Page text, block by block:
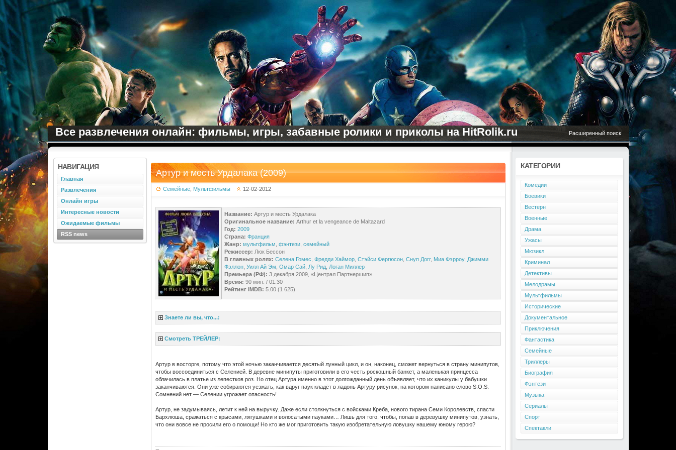
Расширенный поиск
Все развлечения онлайн: фильмы, игры, забавные ролики и приколы на HitRolik.ru
Артур и месть Урдалака (2009)
Семейные, Мультфильмы 12-02-2012
Название: Артур и месть Урдалака
Оригинальное название: Arthur et la vengeance de Maltazard
Год: 2009
Страна: Франция
Жанр: мультфильм фэнтези, семейный
Режиссер: Люк Бессон
В главных ролях: Селена Гомес Фредди Хаймор, Стэйси Фергюсон, Снуп Догг, Миа Фэрроу, Джимми
Фэллон, Уилл Ай Эм Омар Сай, Лу Рид, Логан Миллер
Премьера (РФ): 3 декабря 2009, «Централ Партнершип»
Время: 90 мин. / 01:30
Рейтинг IMDB: 5.00 (1 625)
Знаете ли вы, что...:
Смотреть ТРЕЙЛЕР:
Артур в восторге, потому что этой ночью заканчивается десятый лунный цикл, и он, наконец, сможет вернуться в страну минипутов,
чтобы воссоединиться с Селенией. В деревне минипуты приготовили в его честь роскошный банкет, а маленькая принцесса
облачилась в платье из лепестков роз. Но отец Артура именно в этот долгожданный день объявляет, что их каникулы у бабушки
заканчиваются. Они уже собираются уезжать, как вдруг паук кладёт в ладонь Артуру рисунок, на котором написано слово S.O.S.
Сомнений нет — Селении угрожает опасность!
Артур, не задумываясь, летит к ней на выручку. Даже если столкнуться с войсками Креба, нового тирана Семи Королевств, спасти
Бархлюша, сражаться с крысами, лягушками и волосатыми пауками… Лишь для того, чтобы, попав в деревушку минипутов, узнать,
что они вовсе не просили его о помощи! Но кто же мог приготовить такую изобретательную ловушку нашему юному герою?
КАТЕГОРИИ
Комедии
Боевики
Вестерн
Военные
Драма
Ужасы
Мюзикл
Криминал
Детективы
Мелодрамы
Мультфильмы
Исторические
Документальное
Приключения
Фантастика
Семейные
Триллеры
Биография
Фэнтези
Музыка
Сериалы
Спорт
Спектакли
НАВИГАЦИЯ
Главная
Развлечения
Онлайн игры
Интересные новости
Ожидаемые фильмы
RSS news